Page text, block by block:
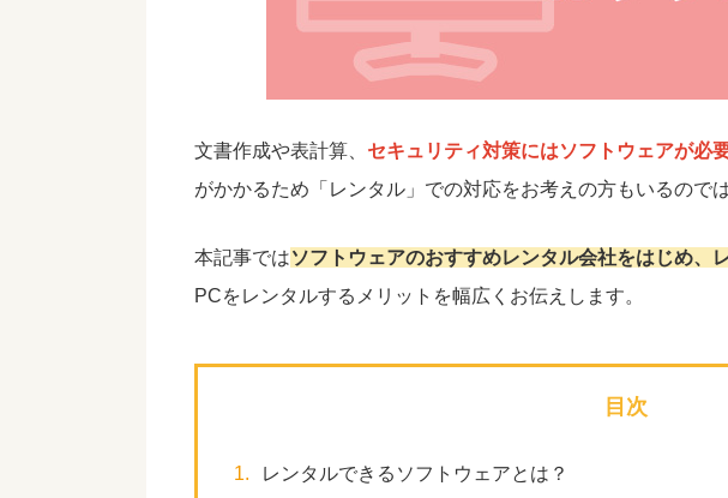
文書作成や表計算、 セキュリティ対策にはソフトウェアが必
がかかるため「レンタル」での対応をお考えの方もいるので
本記事ではソフトウェアのおすすめレンタル会社をはじめ、
PCをレンタルするメリットを幅広くお伝えします。
目次
1. レンタルできるソフトウェアとは？